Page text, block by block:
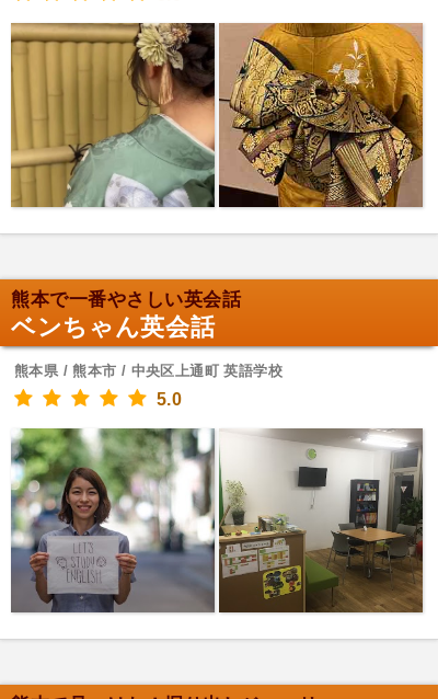
熊本で一番やさしい英会話
ベンちゃん英会話
熊本県 / 熊本市 / 中央区上通町 英語学校
5.0